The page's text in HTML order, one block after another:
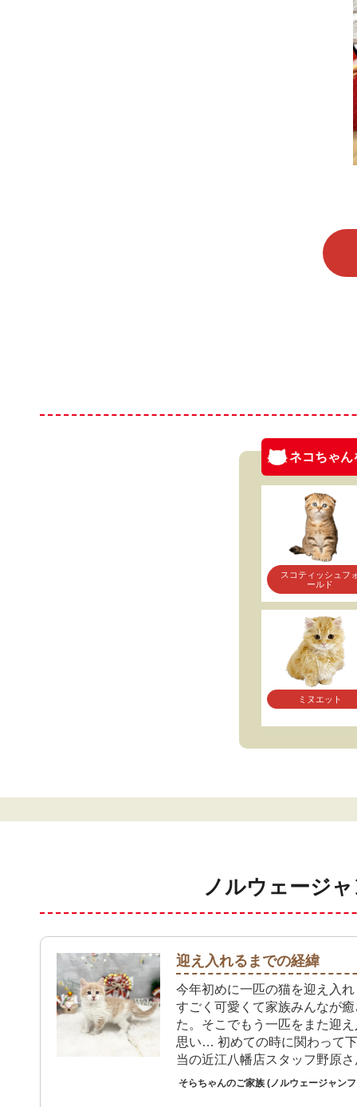
ネコちゃん
スコティッシュフ
ールド
ミヌエット
ノルウェージ
迎え入れるまでの経緯
今年初めに一匹の猫を迎え入
すごく可愛くて家族みんなが
た。そこでもう一匹をまた迎
思い… 初めての時に関わって
当の近江八幡店スタッフ野原
くよくて… また野原さん頼り
そらちゃんのご家族 (ノルウェージャン